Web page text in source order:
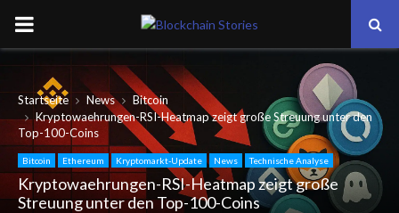
PRIMARY
MENU
Startseite News
Bitcoin
Kryptowaehrungen-RSI-Heatmap zeigt große Streuung unter den
Top-100-Coins
Bitcoin Ethereum Kryptomarkt-Update News Technische Analyse
Kryptowaehrungen-RSI-Heatmap zeigt große
Streuung unter den Top-100-Coins